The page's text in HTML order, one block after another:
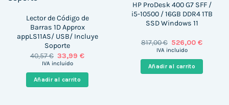
Lector de Código de
Barras 1D Approx
appLS11AS/ USB/ Incluye
Soporte
40,57€ El
precio
era:
40,57 €.
33,99€El
es:
33,99 €.
IVA incluido
Añadir al carrito
HP ProDesk 400 G7 SFF /
i5-10500 / 16GB DDR4 1TB
SSD Windows 11
817,00€ El
precio
era:
817,00 €.
526,00€El
es:
526,00
IVA incluido
Añadir al carrito